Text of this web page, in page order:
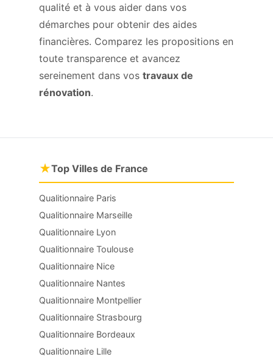
qualité et à vous aider dans vos
démarches pour obtenir des aides
financières. Comparez les propositions en
toute transparence et avancez
sereinement dans vos travaux de
rénovation.
★Top Villes de France
Qualitionnaire Paris
Qualitionnaire Marseille
Qualitionnaire Lyon
Qualitionnaire Toulouse
Qualitionnaire Nice
Qualitionnaire Nantes
Qualitionnaire Montpellier
Qualitionnaire Strasbourg
Qualitionnaire Bordeaux
Qualitionnaire Lille